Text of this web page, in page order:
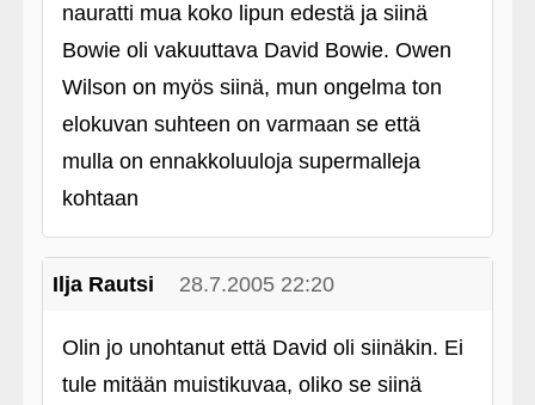
nauratti mua koko lipun edestä ja siinä
Bowie oli vakuuttava David Bowie. Owen
Wilson on myös siinä, mun ongelma ton
elokuvan suhteen on varmaan se että
mulla on ennakkoluuloja supermalleja
kohtaan
Ilja Rautsi 28.7.2005 22:20
Olin jo unohtanut että David oli siinäkin. Ei
tule mitään muistikuvaa, oliko se siinä